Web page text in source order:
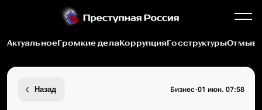
АктуальноеГромкие делаКоррупцияГосструктуры
Назад Бизнес·01 июн. 07:58